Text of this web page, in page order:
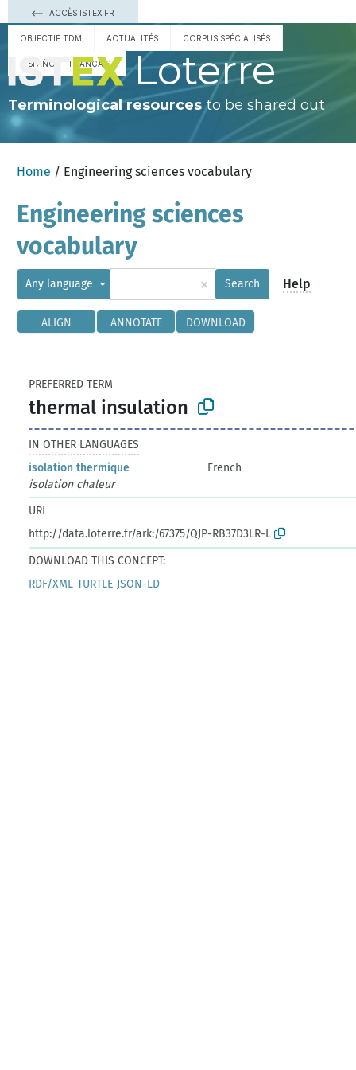
ACCÈS ISTEX.FR
OBJECTIF TDM ACTUALITÉS CORPUS SPÉCIALISÉS
ESPAÑOL FRANÇAIS Loterre
Terminological resourcesto be shared out
Home / Engineering sciences vocabulary
Engineering sciences
vocabulary
Any language × Search Help
ALIGN ANNOTATE DOWNLOAD
PREFERRED TERM
thermal insulation
IN OTHER LANGUAGES
isolation thermique
French
isolation chaleur
URI
http://data.loterre.fr/ark:/67375/QJP-RB37D3LR-L
DOWNLOAD THIS CONCEPT:
RDF/XML TURTLE JSON-LD